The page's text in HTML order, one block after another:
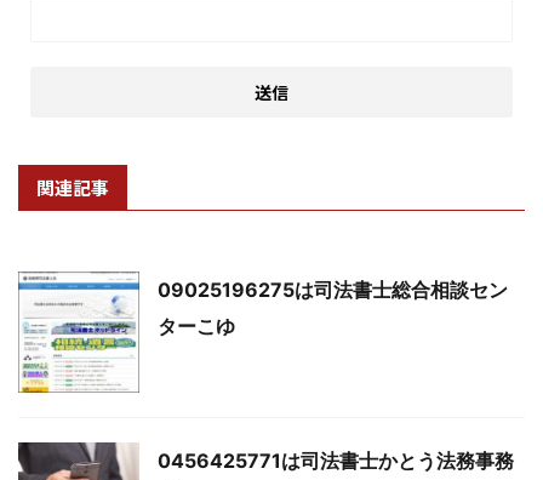
関連記事
09025196275は司法書士総合相談セン
ターこゆ
0456425771は司法書士かとう法務事務